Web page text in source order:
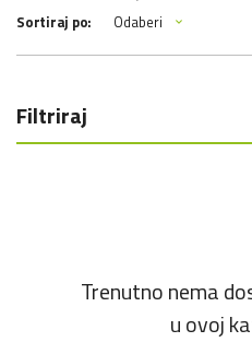
Sortiraj po: Odaberi
Filtriraj
Trenutno nema
u ovoj